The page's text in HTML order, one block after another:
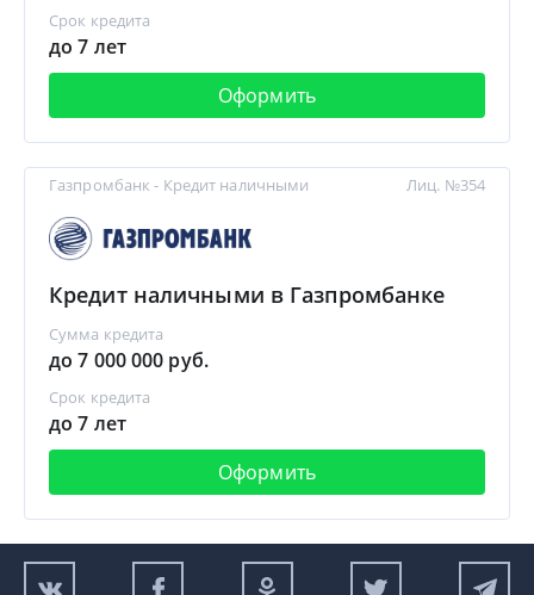
Срок кредита
до 7 лет
Оформить
Газпромбанк - Кредит наличными
Кредит наличными в Газпромбанке
Сумма кредита
до 7 000 000 руб.
Срок кредита
до 7 лет
Оформить
Лиц. №354